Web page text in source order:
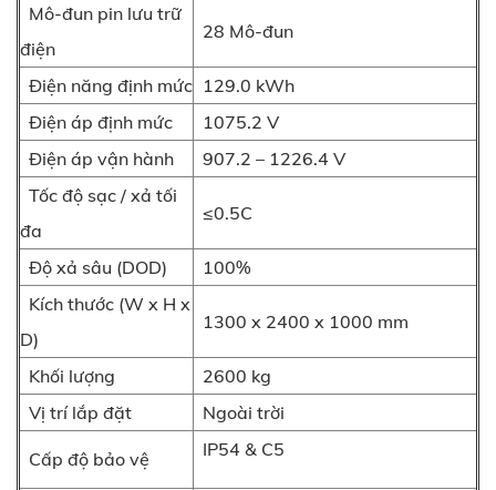
Mô-đun pin lưu trữ
điện
28 Mô-đun
Điện năng định mức 129.0 kWh
Điện áp định mức
1075.2 V
Điện áp vận hành
907.2 – 1226.4 V
Tốc độ sạc / xả tối
đa
≤0.5C
Độ xả sâu (DOD)
100%
Kích thước (W x H x
D)
1300 x 2400 x 1000 mm
Khối lượng
2600 kg
Vị trí lắp đặt
Ngoài trời
Cấp độ bảo vệ IP54 & C5